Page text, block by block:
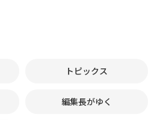
トピックス
編集長がゆく